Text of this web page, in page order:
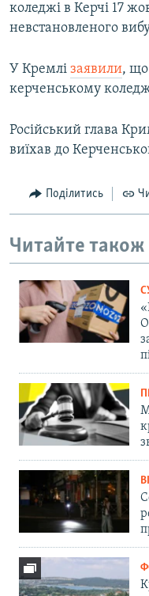
коледжі в Керчі 17
невстановленого
У Кремлі заявили, що
керченському
Російський глава
виїхав до
Поділитись
Читайте також